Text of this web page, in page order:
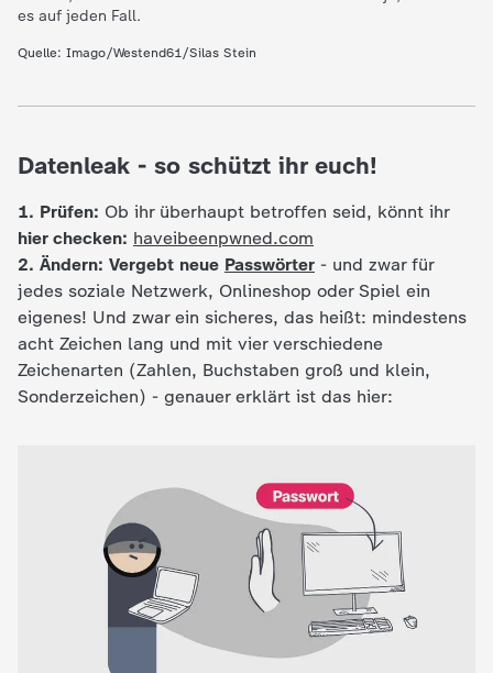
c
h
e
es auf jeden Fall.
Quelle: Imago/Westend61/Silas Stein
Datenleak - so schützt ihr euch!
1. Prüfen: Ob ihr überhaupt betroffen seid, könnt ihr
hier checken: haveibeenpwned.com
2. Ändern: Vergebt neue Passwörter - und zwar für
jedes soziale Netzwerk, Onlineshop oder Spiel ein
eigenes! Und zwar ein sicheres, das heißt: mindestens
acht Zeichen lang und mit vier verschiedene
Zeichenarten (Zahlen, Buchstaben groß und klein,
Sonderzeichen) - genauer erklärt ist das hier: